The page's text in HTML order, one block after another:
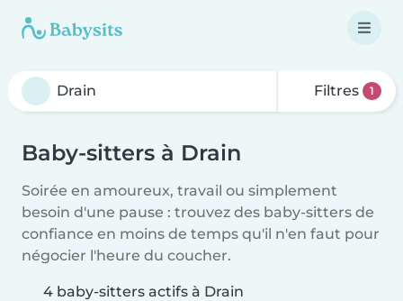
Filtres 1
Baby-sitters à Drain
Soirée en amoureux, travail ou simplement
besoin d'une pause : trouvez des baby-sitters de
confiance en moins de temps qu'il n'en faut pour
négocier l'heure du coucher.
4 baby-sitters actifs à Drain